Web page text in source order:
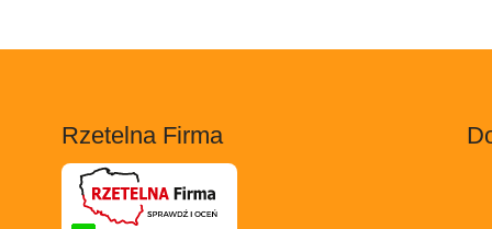
Rzetelna Firma